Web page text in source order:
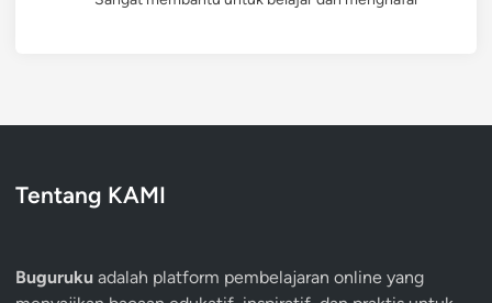
Tentang KAMI
Buguruku adalah platform pembelajaran online yang